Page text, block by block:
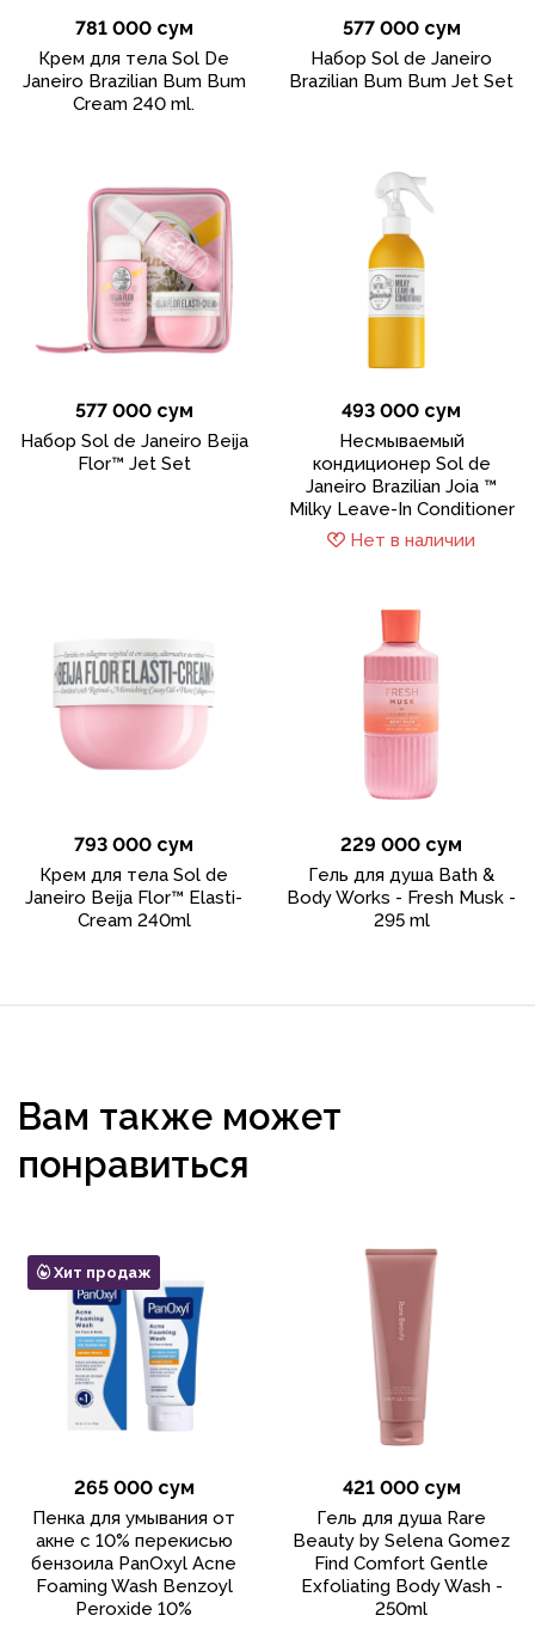
781 000 сум
Крем для тела Sol De
Janeiro Brazilian Bum Bum
Cream 240 ml.
577 000 сум
Набор Sol de Janeiro
Brazilian Bum Bum Jet Set
577 000 сум
Набор Sol de Janeiro Beija
Flor™ Jet Set
493 000 сум
Несмываемый
кондиционер Sol de
Janeiro Brazilian Joia ™
Milky Leave-In Conditioner
Нет в наличии
793 000 сум
Крем для тела Sol de
Janeiro Beija Flor™ Elasti-
Cream 240ml
229 000 сум
Гель для душа Bath &
Body Works - Fresh Musk -
295 ml
Вам также может
понравиться
Хит продаж
265 000 сум
Пенка для умывания от
акне с 10% перекисью
бензоила PanOxyl Acne
Foaming Wash Benzoyl
Peroxide 10%
421 000 сум
Гель для душа Rare
Beauty by Selena Gomez
Find Comfort Gentle
Exfoliating Body Wash -
250ml